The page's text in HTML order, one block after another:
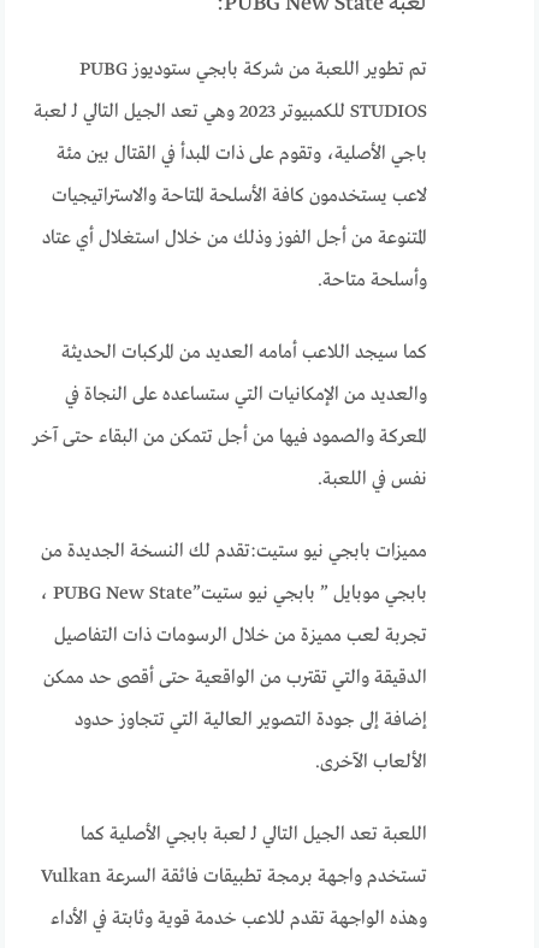
تم تطوير اللعبة من شركة بابجي ستوديوز PUBG
STUDIOS للكمبيوتر 2023 وهي تعد الجيل التالي لـ لعبة
باجي الأصلية، وتقوم على ذات المبدأ في القتال بين مئة
لاعب يستخدمون كافة الأسلحة المتاحة والاستراتيجيات
المتنوعة من أجل الفوز وذلك من خلال استغلال أي عتاد
وأسلحة متاحة.
كما سيجد اللاعب أمامه العديد من المركبات الحديثة
والعديد من الإمكانيات التي ستساعده على النجاة في
المعركة والصمود فيها من أجل تتمكن من البقاء حتى آخر
نفس في اللعبة.
مميزات بابجي نيو ستيت:تقدم لك النسخة الجديدة من
بابجي موبايل ” بابجي نيو ستيت”PUBG New State ،
تجربة لعب مميزة من خلال الرسومات ذات التفاصيل
الدقيقة والتي تقترب من الواقعية حتى أقصى حد ممكن
إضافة إلى جودة التصوير العالية التي تتجاوز حدود
الألعاب الآخرى.
اللعبة تعد الجيل التالي لـ لعبة بابجي الأصلية كما
تستخدم واجهة برمجة تطبيقات فائقة السرعة Vulkan
وهذه الواجهة تقدم للاعب خدمة قوية وثابتة في الأداء